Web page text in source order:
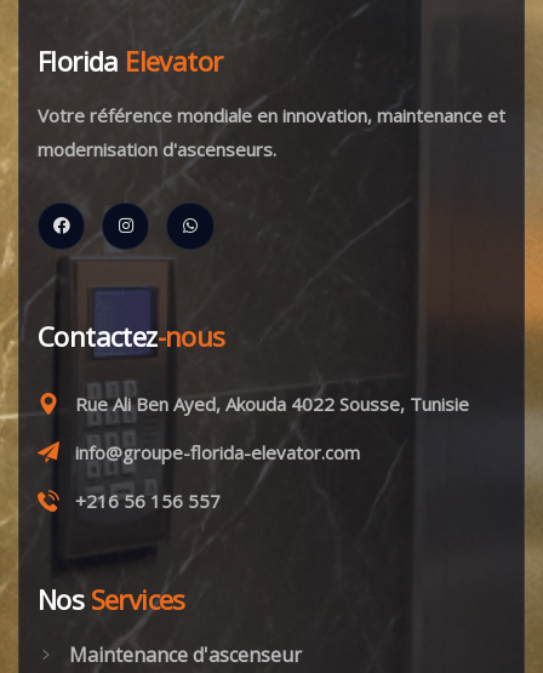
Florida Elevator
Votre référence mondiale en innovation, maintenance et
modernisation d'ascenseurs.
Contactez-nous
Rue Ali Ben Ayed, Akouda 4022 Sousse, Tunisie
info@groupe-florida-elevator.com
+216 56 156 557
Nos Services
Maintenance d'ascenseur